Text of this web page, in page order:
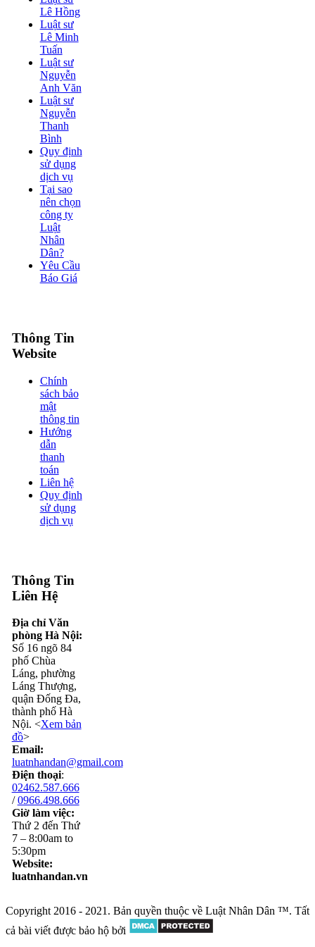
Lê Hồng
Luật sư
Lê Minh
Tuấn
Luật sư
Nguyễn
Anh Văn
Luật sư
Nguyễn
Thanh
Bình
Quy định
sử dụng
dịch vụ
Tại sao
nên chọn
công ty
Luật
Nhân
Dân?
Yêu Cầu
Báo Giá
Thông Tin
Website
Chính
sách bảo
mật
thông tin
Hướng
dẫn
thanh
toán
Liên hệ
Quy định
sử dụng
dịch vụ
Thông Tin
Liên Hệ
Địa chỉ Văn
phòng Hà Nội:
Số 16 ngõ 84
phố Chùa
Láng, phường
Láng Thượng,
quận Đống Đa,
thành phố Hà
Nội. <Xem bản
đồ>
Email:
luatnhandan@gmail.com
Điện thoại:
02462.587.666
/0966.498.666
Giờ làm việc:
Thứ 2 đến Thứ
7 – 8:00am to
5:30pm
Website:
luatnhandan.vn
Copyright 2016 - 2021. Bản quyền thuộc về Luật Nhân Dân ™. Tất
cả bài viết được bảo hộ bởi